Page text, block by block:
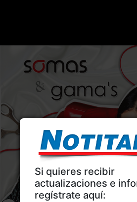
Si quieres recibir
actualizaciones e
regístrate aquí: